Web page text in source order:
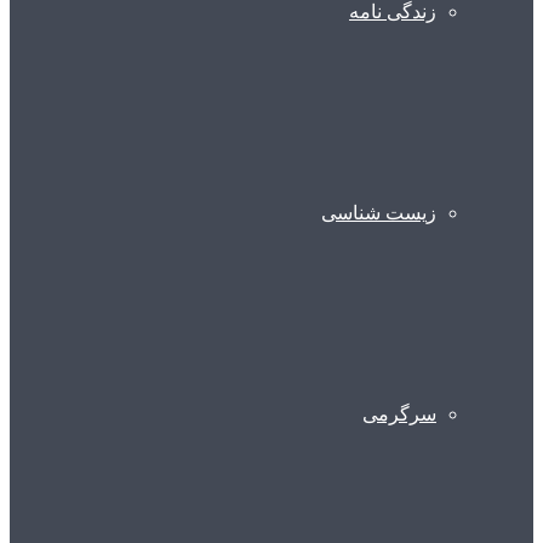
زندگی نامه
زیست شناسی
سرگرمی